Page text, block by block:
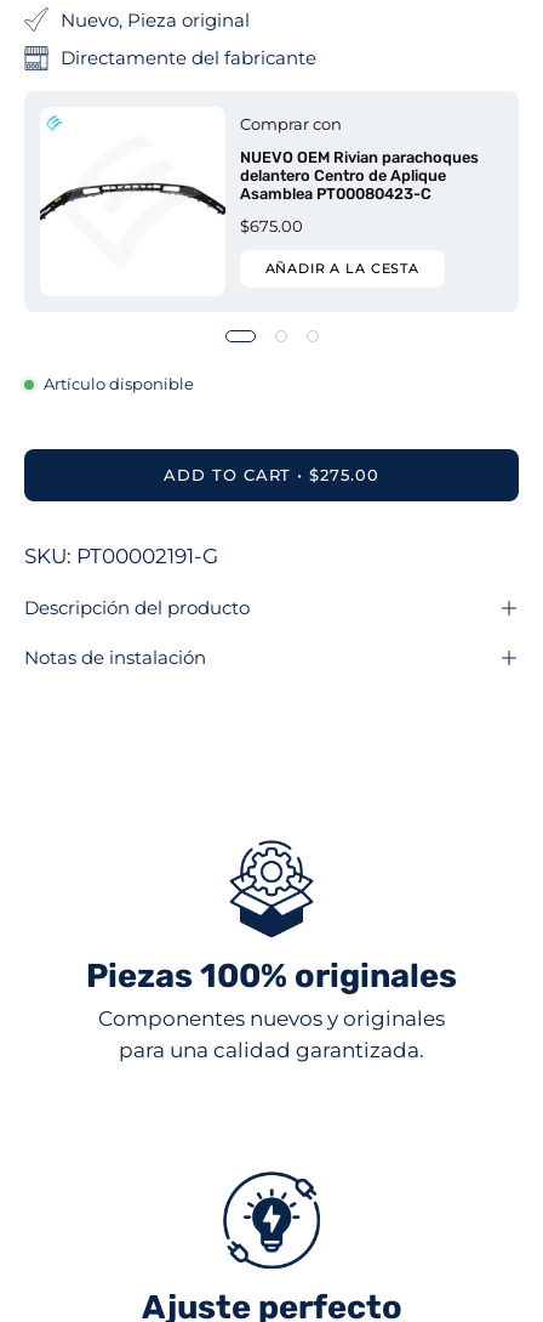
Nuevo, Pieza original
Directamente del fabricante
Comprar con
NUEVO OEM Rivian parachoques
delantero Centro de Aplique
Asamblea PT00080423-C
$675.00
AÑADIR A LA CESTA
Artículo disponible
ADD TO CART $275.00
SKU: PT00002191-G
Descripción del producto
Notas de instalación
Piezas 100% originales
Componentes nuevos y originales
para una calidad garantizada.
Ajuste perfecto